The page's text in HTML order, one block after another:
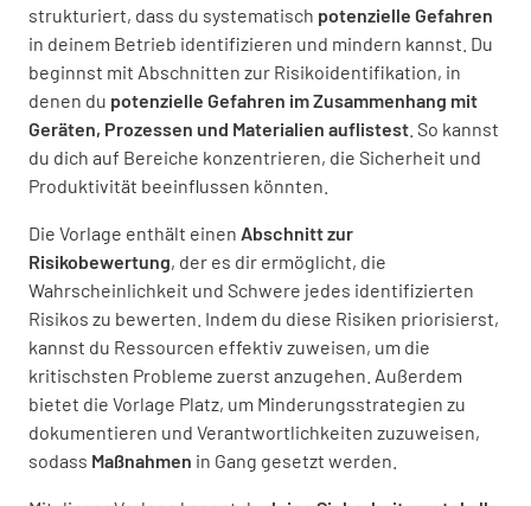
strukturiert, dass du systematisch potenzielle Gefahren
in deinem Betrieb identifizieren und mindern kannst. Du
beginnst mit Abschnitten zur Risikoidentifikation, in
denen du potenzielle Gefahren im Zusammenhang mit
Geräten, Prozessen und Materialien auflistest . So kannst
du dich auf Bereiche konzentrieren, die Sicherheit und
Produktivität beeinflussen könnten.
Die Vorlage enthält einen Abschnitt zur
Risikobewertung, der es dir ermöglicht, die
Wahrscheinlichkeit und Schwere jedes identifizierten
Risikos zu bewerten. Indem du diese Risiken priorisierst,
kannst du Ressourcen effektiv zuweisen, um die
kritischsten Probleme zuerst anzugehen. Außerdem
bietet die Vorlage Platz, um Minderungsstrategien zu
dokumentieren und Verantwortlichkeiten zuzuweisen,
sodass Maßnahmen in Gang gesetzt werden.
Willst du die Risiken von Schnitten, Stichen
oder Punktionen prüfen?
NEIN
Willst du Risiken durch Abscheren, Brennen
oder Reibung prüfen?
JA K.A.
Objekte